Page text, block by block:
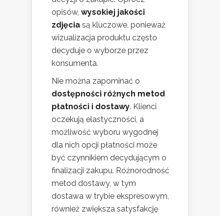
opisów, wysokiej jakości
zdjęcia są kluczowe, ponieważ
wizualizacja produktu często
decyduje o wyborze przez
konsumenta.
Nie można zapominać o
dostępności różnych metod
płatności i dostawy. Klienci
oczekują elastyczności, a
możliwość wyboru wygodnej
dla nich opcji płatności może
być czynnikiem decydującym o
finalizacji zakupu. Różnorodność
metod dostawy, w tym
dostawa w trybie ekspresowym,
również zwiększa satysfakcję